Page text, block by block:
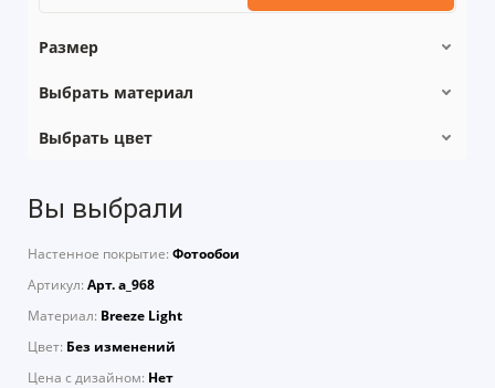
Размер
Выбрать материал
Выбрать цвет
Вы выбрали
Настенное покрытие: Фотообои
Артикул: Арт. a_968
Материал: Breeze Light
Цвет: Без изменений
Цена с дизайном: Нет